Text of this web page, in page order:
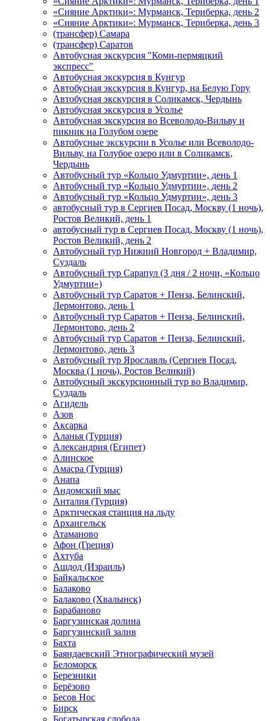
«Сияние Арктики»: Мурманск, Териберка, день 2
«Сияние Арктики»: Мурманск, Териберка, день 3
(трансфер) Самара
(трансфер) Саратов
Автобусная экскурсия "Коми-пермяцкий
экспресс"
Автобусная экскурсия в Кунгур
Автобусная экскурсия в Кунгур, на Белую Гору
Автобусная экскурсия в Соликамск, Чердынь
Автобусная экскурсия в Усолье
Автобусная экскурсия во Всеволодо-Вильву и
пикник на Голубом озере
Автобусные экскурсии в Усолье или Всеволодо-
Вильву, на Голубое озеро или в Соликамск,
Чердынь
Автобусный тур «Кольцо Удмуртии», день 1
Автобусный тур «Кольцо Удмуртии», день 2
Автобусный тур «Кольцо Удмуртии», день 3
автобусный тур в Сергиев Посад, Москву (1 ночь),
Ростов Великий, день 1
автобусный тур в Сергиев Посад, Москву (1 ночь),
Ростов Великий, день 2
Автобусный тур Нижний Новгород + Владимир,
Суздаль
Автобусный тур Сарапул (3 дня / 2 ночи, «Кольцо
Удмуртии»)
Автобусный тур Саратов + Пенза, Белинский,
Лермонтово, день 1
Автобусный тур Саратов + Пенза, Белинский,
Лермонтово, день 2
Автобусный тур Саратов + Пенза, Белинский,
Лермонтово, день 3
Автобусный тур Ярославль (Сергиев Посад,
Москва (1 ночь), Ростов Великий)
Автобусный экскурсионный тур во Владимир,
Суздаль
Агидель
Азов
Аксарка
Аланья (Турция)
Александрия (Египет)
Алинское
Амасра (Турция)
Анапа
Андомский мыс
Анталия (Турция)
Арктическая станция на льду
Архангельск
Атаманово
Афон (Греция)
Ахтуба
Ашдод (Израиль)
Байкальское
Балаково
Балаково (Хвалынск)
Барабаново
Баргузинская долина
Баргузинский залив
Бахта
Баяндаевский Этнографический музей
Беломорск
Березники
Берёзово
Бесов Нос
Бирск
Богатырская слобода